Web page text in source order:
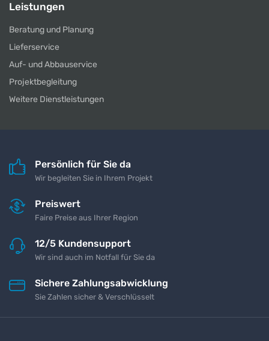
Leistungen
Beratung und Planung
Lieferservice
Auf- und Abbauservice
Projektbegleitung
Weitere Dienstleistungen
Persönlich für Sie da
Wir begleiten Sie in Ihrem Projekt
Preiswert
Faire Preise aus Ihrer Region
12/5 Kundensupport
Wir sind auch im Notfall für Sie da
Sichere Zahlungsabwicklung
Sie Zahlen sicher & Verschlüsselt